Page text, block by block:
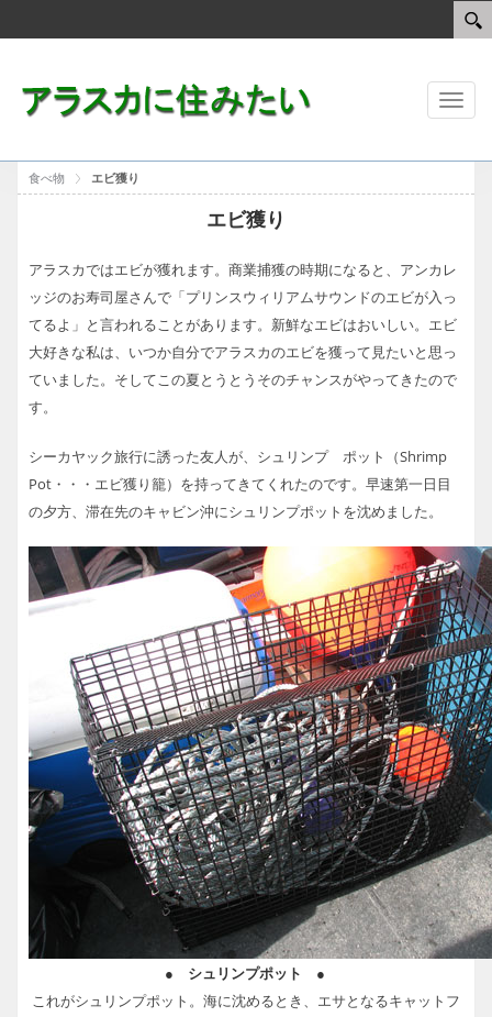
Toggle
食べ物 エビ獲り
エビ獲り
アラスカではエビが獲れます。商業捕獲の時期になると、アンカレ
ッジのお寿司屋さんで「プリンスウィリアムサウンドのエビが入っ
てるよ」と言われることがあります。新鮮なエビはおいしい。エビ
大好きな私は、いつか自分でアラスカのエビを獲って見たいと思っ
ていました。そしてこの夏とうとうそのチャンスがやってきたので
す。
シーカヤック旅行に誘った友人が、シュリンプ ポット（Shrimp
Pot・・・エビ獲り籠）を持ってきてくれたのです。早速第一日目
の夕方、滞在先のキャビン沖にシュリンプポットを沈めました。
● シュリンプポット ●
これがシュリンプポット。海に沈めるとき、エサとなるキャットフ